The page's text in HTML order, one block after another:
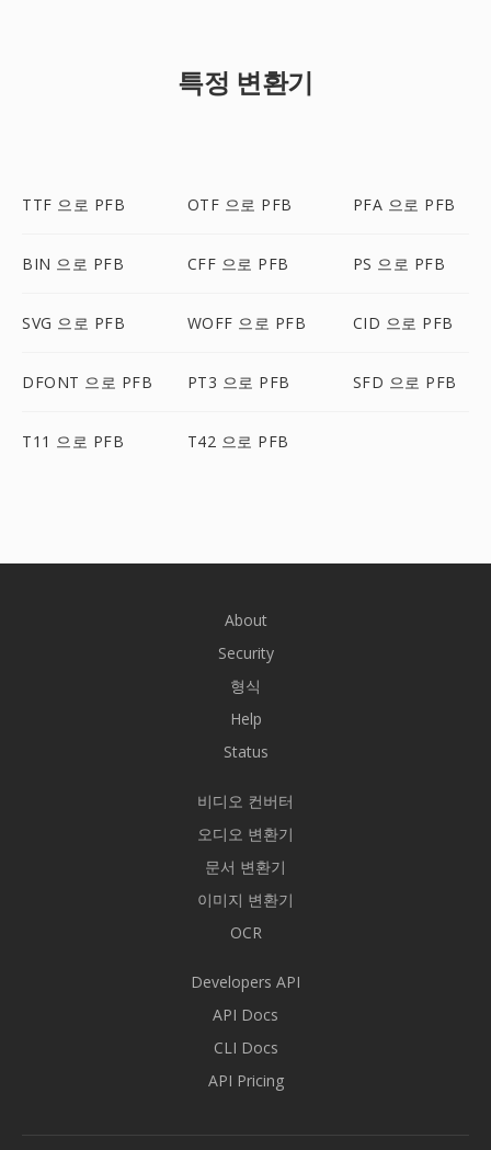
특정 변환기
TTF 으로 PFB OTF 으로 PFB PFA 으로 PFB
BIN 으로 PFB CFF 으로 PFB PS 으로 PFB
SVG 으로 PFB WOFF 으로 PFB CID 으로 PFB
DFONT 으로 PFB PT3 으로 PFB SFD 으로 PFB
T11 으로 PFB T42 으로 PFB
About
Security
형식
Help
Status
비디오 컨버터
오디오 변환기
문서 변환기
이미지 변환기
OCR
Developers API
API Docs
CLI Docs
API Pricing